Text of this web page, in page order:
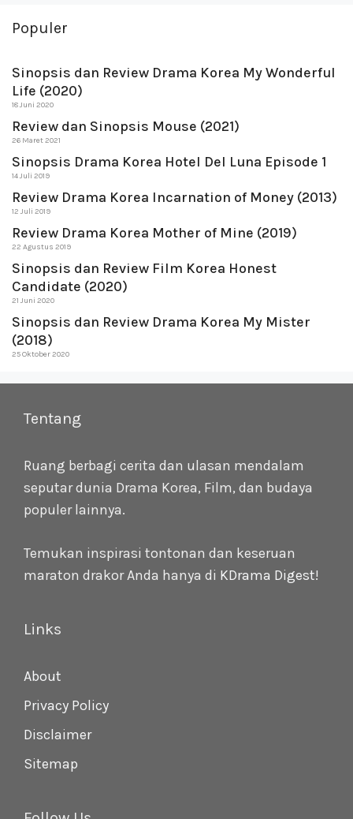
Populer
Sinopsis dan Review Drama Korea My Wonderful
Life (2020)
18 Juni 2020
Review dan Sinopsis Mouse (2021)
26 Maret 2021
Sinopsis Drama Korea Hotel Del Luna Episode 1
14 Juli 2019
Review Drama Korea Incarnation of Money (2013)
12 Juli 2019
Review Drama Korea Mother of Mine (2019)
22 Agustus 2019
Sinopsis dan Review Film Korea Honest
Candidate (2020)
21 Juni 2020
Sinopsis dan Review Drama Korea My Mister
(2018)
25 Oktober 2020
Tentang
Ruang berbagi cerita dan ulasan mendalam
seputar dunia Drama Korea, Film, dan budaya
populer lainnya.
Temukan inspirasi tontonan dan keseruan
maraton drakor Anda hanya di KDrama Digest!
Links
About
Privacy Policy
Disclaimer
Sitemap